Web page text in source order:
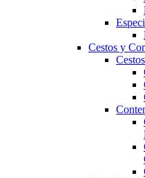
Cestos y